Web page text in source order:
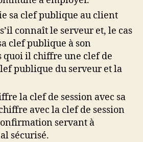
sa clef publique au client
connaît le serveur et, le cas
clef publique à son
quoi il chiffre une clef de
publique du serveur et la
la clef de session avec sa
avec la clef de session
servant à
sécurisé.